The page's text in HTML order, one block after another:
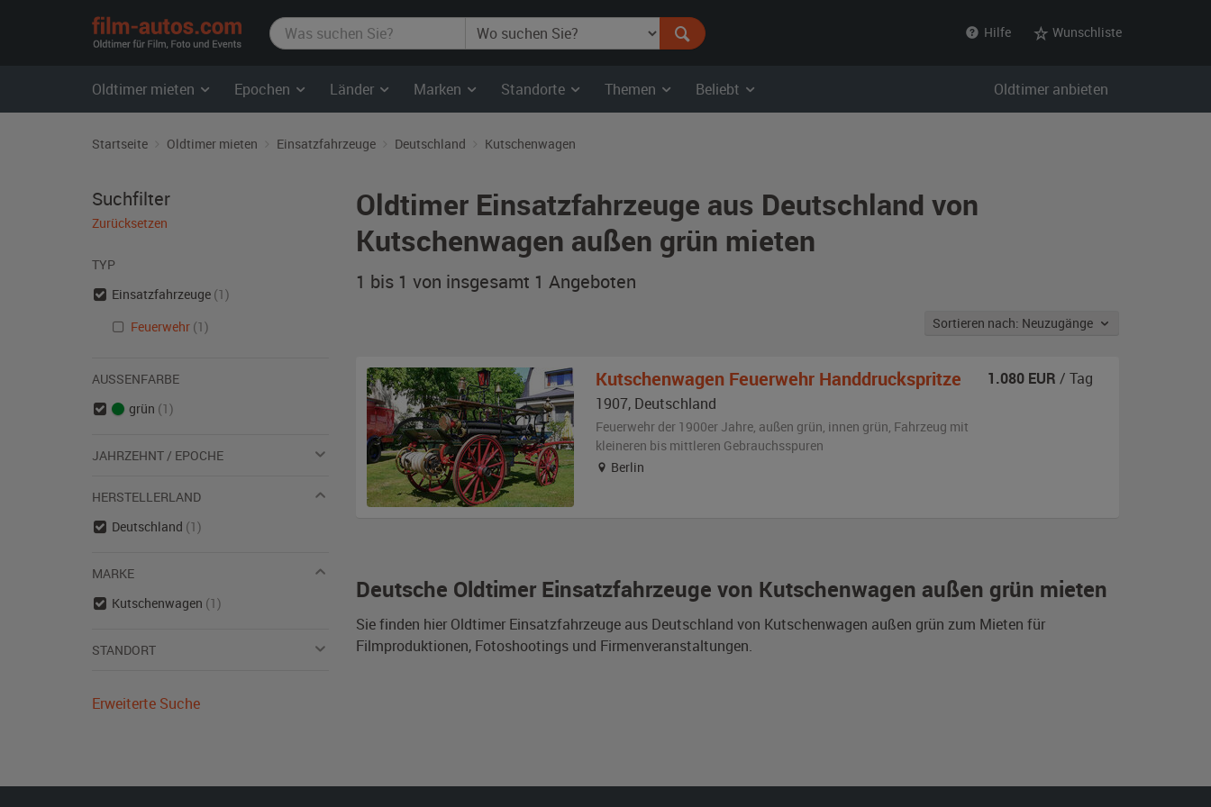
film-
autos.com
Hilfe Wunschliste
Oldtimer mieten Epochen Länder Marken Standorte Themen Beliebt Oldtimer anbieten
Startseite Oldtimer mieten Einsatzfahrzeuge Deutschland Kutschenwagen
Oldtimer Einsatzfahrzeuge aus Deutschland von
Kutschenwagen außen grün mieten
1 bis 1 von insgesamt 1 Angeboten
Sortieren nach: Neuzugänge
Deutsche Oldtimer Einsatzfahrzeuge von Kutschenwagen außen grün mieten
Sie finden hier Oldtimer Einsatzfahrzeuge aus Deutschland von Kutschenwagen außen grün zum Mieten für
Filmproduktionen, Fotoshootings und Firmenveranstaltungen.
Kutschenwagen Feuerwehr Handdruckspritze
1907, Deutschland
Feuerwehr der 1900er Jahre, außen grün, innen grün, Fahrzeug mit
kleineren bis mittleren Gebrauchsspuren
Berlin
1.080 EUR / Tag
Suchfilter
Zurücksetzen
TYP
Einsatzfahrzeuge (1)
Feuerwehr (1)
AUSSENFARBE
grün (1)
JAHRZEHNT / EPOCHE
HERSTELLERLAND
Deutschland (1)
MARKE
Kutschenwagen (1)
STANDORT
Erweiterte Suche